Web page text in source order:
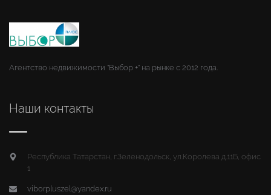
Агентство недвижимости "Выбор +" на рынке с 2012 года.
Наши контакты
Республика Татарстан, г.Зеленодольск, ул.Королева д.11Б, офис
1
viborpluszel@yandex.ru